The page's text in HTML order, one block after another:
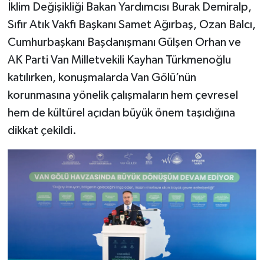
İklim Değişikliği Bakan Yardımcısı Burak Demiralp,
Sıfır Atık Vakfı Başkanı Samet Ağırbaş, Ozan Balcı,
Cumhurbaşkanı Başdanışmanı Gülşen Orhan ve
AK Parti Van Milletvekili Kayhan Türkmenoğlu
katılırken, konuşmalarda Van Gölü’nün
korunmasına yönelik çalışmaların hem çevresel
hem de kültürel açıdan büyük önem taşıdığına
dikkat çekildi.